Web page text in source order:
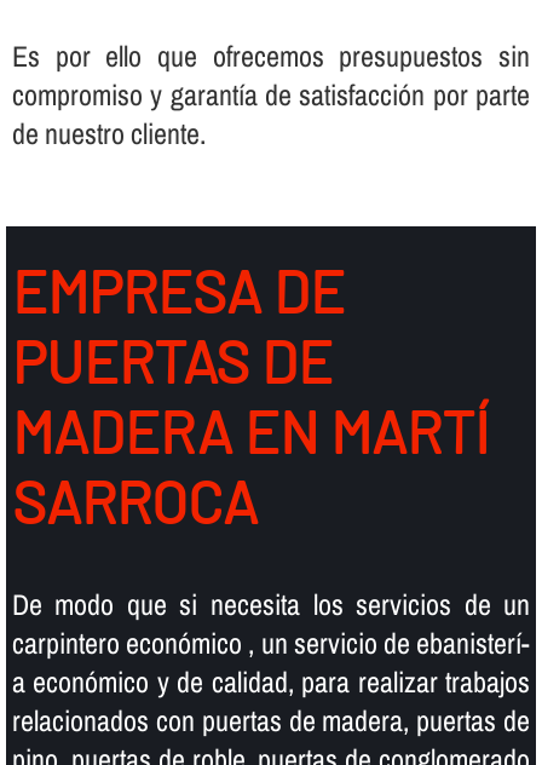
Es por ello que ofrecemos presupuestos sin
compromiso y garantí­a de satisfacción por parte
de nuestro cliente.
EMPRESA DE
PUERTAS DE
MADERA EN MARTÍ
SARROCA
De modo que si necesita los servicios de un
carpintero económico , un servicio de ebanisterí­
a económico y de calidad, para realizar trabajos
relacionados con puertas de madera, puertas de